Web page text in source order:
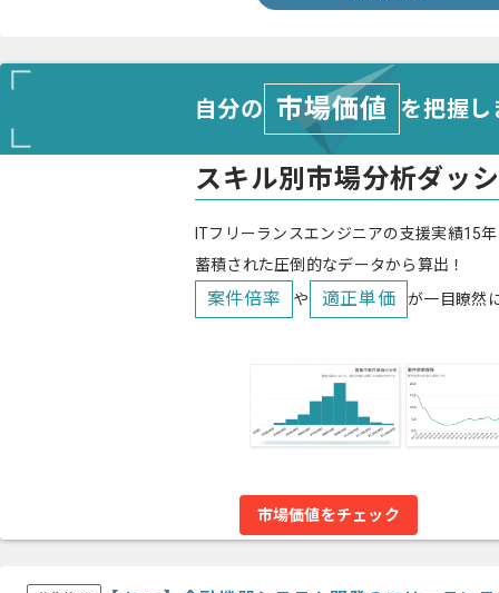
自分の 市場価値 を把握
スキル別市場分析ダッ
ITフリーランスエンジニアの支援実績15
蓄積された圧倒的なデータから算出！
案件倍率 や 適正単価 が一目瞭然
市場価値をチェック